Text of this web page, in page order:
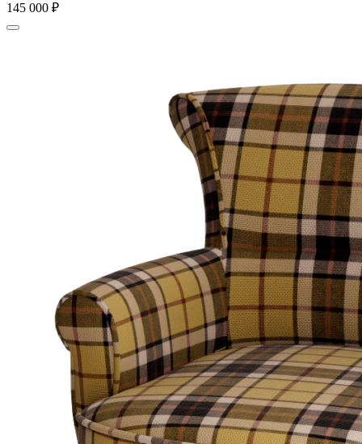
145 000 ₽